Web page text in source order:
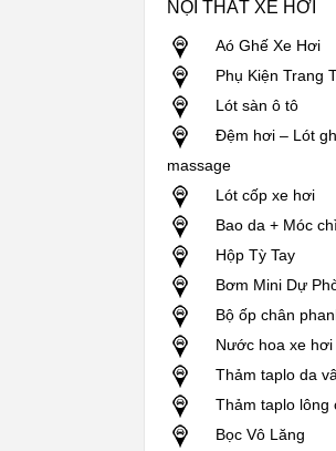
NỘI THẤT XE HƠI
Aó Ghế Xe Hơi
Phụ Kiện Trang
Lót sàn ô tô
Đệm hơi – Lót
massage
Lót cốp xe hơi
Bao da + Móc
Hộp Tỳ Tay
Bơm Mini Dự
Bộ ốp chân
Nước hoa xe hơi
Thảm taplo da
Thảm taplo lông
Bọc Vô Lăng